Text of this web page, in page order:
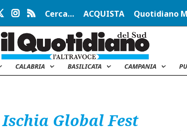
Cerca… ACQUISTA Quotidiano
CALABRIA BASILICATA CAMPANIA
Global Fest